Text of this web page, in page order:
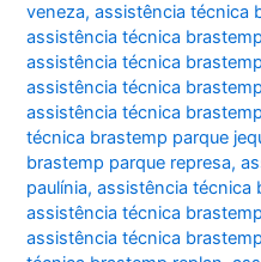
veneza,assistência técnica
assistência técnica
assistência técnica
assistência técnica
assistência técnica
técnica brastemp parque
brastemp parque represa,
paulínia,assistência técnica
assistência técnica
assistência técnica